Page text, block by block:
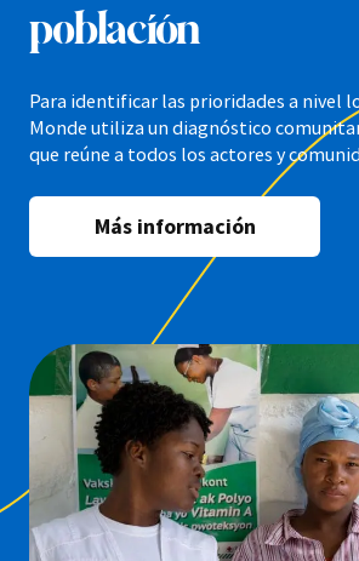
población
Para identificar las prioridades a nivel
Monde utiliza un diagnóstico
que reúne a todos los actores y
Más información